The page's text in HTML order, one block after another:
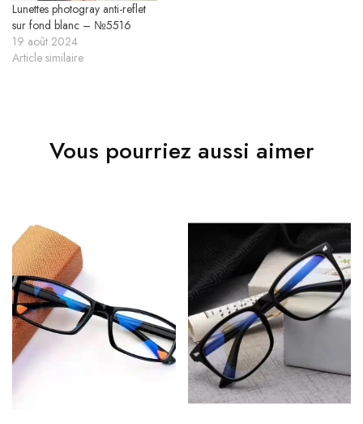
Lunettes photogray anti-reflet
sur fond blanc – №5516
19 août 2024
Article similaire
Vous pourriez aussi aimer